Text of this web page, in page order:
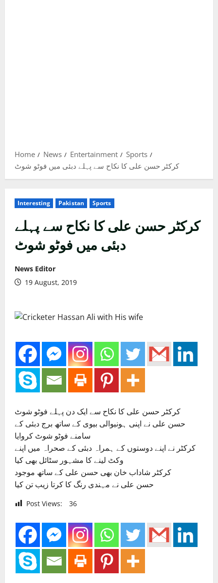
Home News Entertainment
Sports
کرکٹر حسن علی کا نکاح سے پہلے دبئی میں فوٹو شوٹ
Interesting Pakistan Sports
کرکٹر حسن علی کا نکاح سے پہلے
دبئی میں فوٹو شوٹ
News Editor
19 August, 2019
کرکٹر حسن علی کا نکاح سے ایک دن پہلے فوٹو شوٹ
حسن علی نے اپنی ہونیوالی بیوی کے ساتھ برج دبئی کے
سامنے فوٹو شوٹ کروایا
کرکٹر نے اپنے دوستوں کے ہمراہ دبئی کے صحراہ میں اپنے
وکٹ لینے کا مشہور سٹائل بھی کیا
کرکٹر شاداب خان بھی حسن علی کے ساتھ موجود
حسن علی نے مہندی رنگ کا کرتا زیب تن کیا
Post Views: 36